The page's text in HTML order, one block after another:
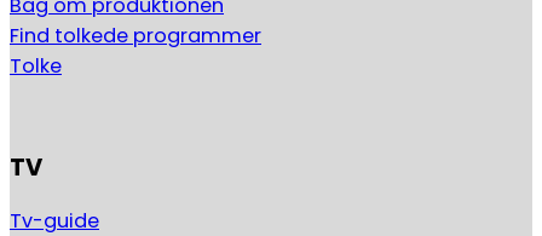
Bag om produktionen
Find tolkede programmer
Tolke
TV
Tv-guide